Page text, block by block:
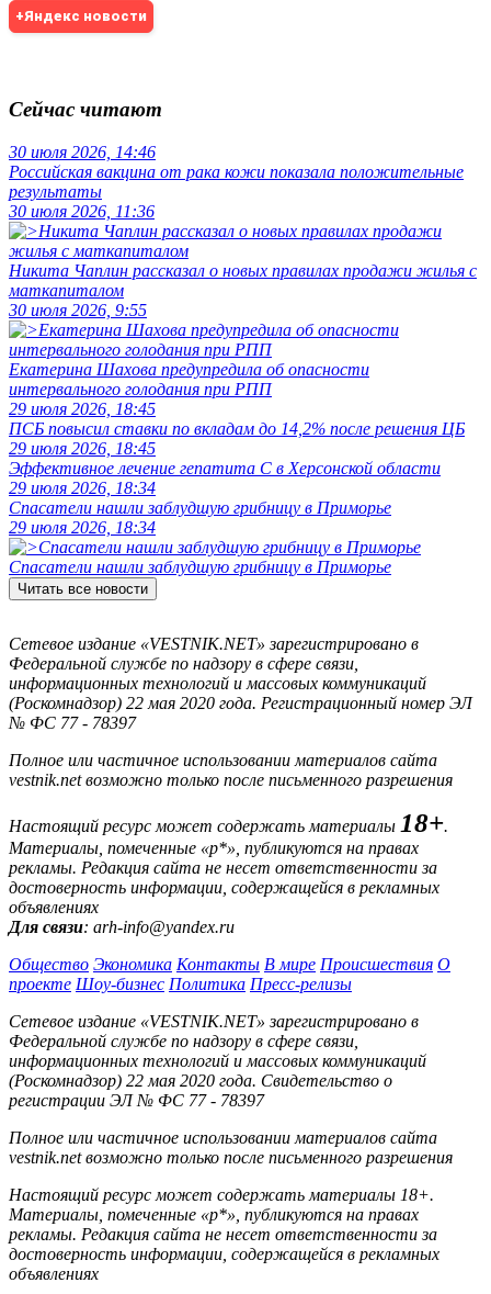
+Яндекс новости
Сейчас читают
30 июля 2026, 14:46
Российская вакцина от рака кожи показала положительные
результаты
30 июля 2026, 11:36
Никита Чаплин рассказал о новых правилах продажи жилья с
маткапиталом
30 июля 2026, 9:55
Екатерина Шахова предупредила об опасности
интервального голодания при РПП
29 июля 2026, 18:45
ПСБ повысил ставки по вкладам до 14,2% после решения ЦБ
29 июля 2026, 18:45
Эффективное лечение гепатита C в Херсонской области
29 июля 2026, 18:34
Спасатели нашли заблудшую грибницу в Приморье
29 июля 2026, 18:34
Спасатели нашли заблудшую грибницу в Приморье
Читать все новости
Сетевое издание «VESTNIK.NET» зарегистрировано в
Федеральной службе по надзору в сфере связи,
информационных технологий и массовых коммуникаций
(Роскомнадзор) 22 мая 2020 года. Регистрационный номер ЭЛ
№ ФС 77 - 78397
Полное или частичное использовании материалов сайта
vestnik.net возможно только после письменного разрешения
Настоящий ресурс может содержать материалы 18+.
Материалы, помеченные «р*», публикуются на правах
рекламы. Редакция сайта не несет ответственности за
достоверность информации, содержащейся в рекламных
объявлениях
Для связи: arh-info@yandex.ru
Общество Экономика Контакты В мире Происшествия О
проекте Шоу-бизнес Политика Пресс-релизы
Сетевое издание «VESTNIK.NET» зарегистрировано в
Федеральной службе по надзору в сфере связи,
информационных технологий и массовых коммуникаций
(Роскомнадзор) 22 мая 2020 года. Свидетельство о
регистрации ЭЛ № ФС 77 - 78397
Полное или частичное использовании материалов сайта
vestnik.net возможно только после письменного разрешения
Настоящий ресурс может содержать материалы 18+.
Материалы, помеченные «р*», публикуются на правах
рекламы. Редакция сайта не несет ответственности за
достоверность информации, содержащейся в рекламных
объявлениях